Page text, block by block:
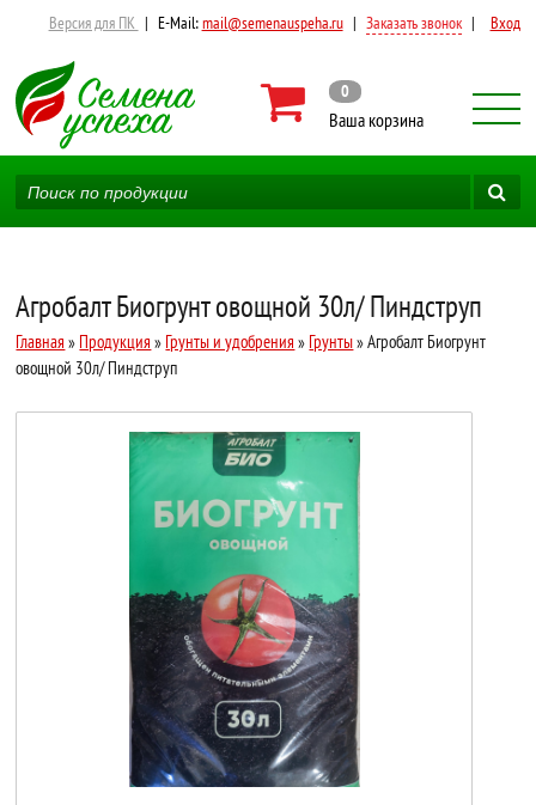
Версия для ПК | E-Mail:mail@semenauspeha.ru | Заказать звонок | Вход
0
Ваша корзина
Агробалт Биогрунт овощной 30л/ Пиндструп
Главная » Продукция » Грунты и удобрения » Грунты» Агробалт Биогрунт
овощной 30л/ Пиндструп